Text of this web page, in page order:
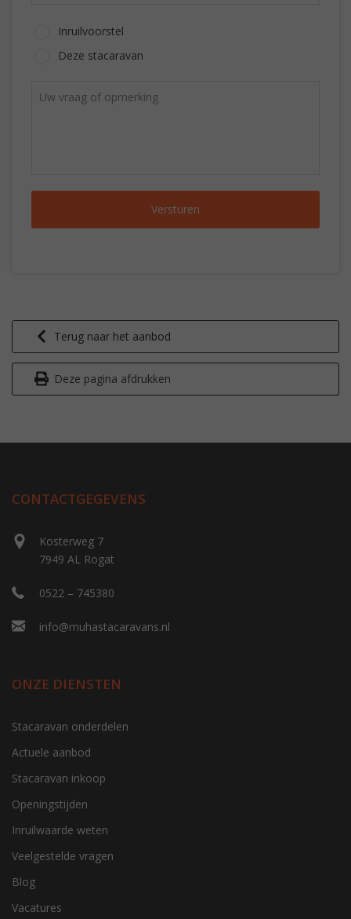
Inruilvoorstel
Deze stacaravan
Terug naar het aanbod
Deze pagina afdrukken
CONTACTGEGEVENS
Kosterweg 7
7949 AL Rogat
0522 – 745380
info@muhastacaravans.nl
ONZE DIENSTEN
Stacaravan onderdelen
Actuele aanbod
Stacaravan inkoop
Openingstijden
Inruilwaarde weten
Veelgestelde vragen
Blog
Vacatures